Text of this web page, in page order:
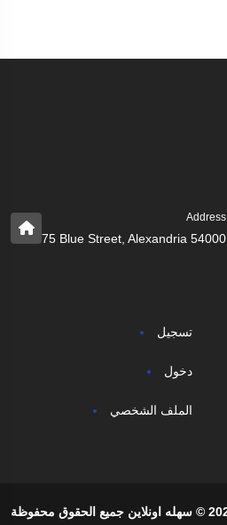
Address
75 Blue Street, Alexandria 54000
تسجيل
دخول
الملف الشخصي